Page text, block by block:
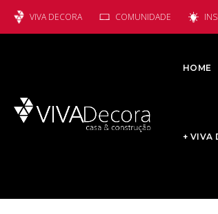
VIVA DECORA COMUNIDADE
HOME
+ VIVA